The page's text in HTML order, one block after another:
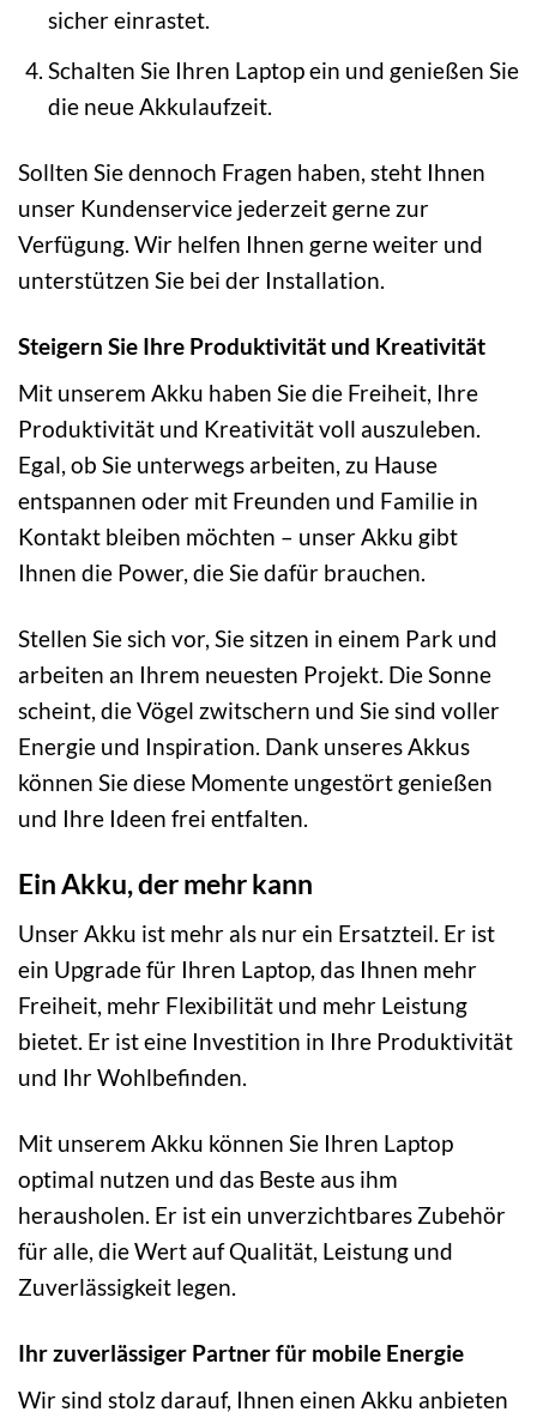
sicher einrastet.
Schalten Sie Ihren Laptop ein und genießen Sie
die neue Akkulaufzeit.
Sollten Sie dennoch Fragen haben, steht Ihnen
unser Kundenservice jederzeit gerne zur
Verfügung. Wir helfen Ihnen gerne weiter und
unterstützen Sie bei der Installation.
Steigern Sie Ihre Produktivität und Kreativität
Mit unserem Akku haben Sie die Freiheit, Ihre
Produktivität und Kreativität voll auszuleben.
Egal, ob Sie unterwegs arbeiten, zu Hause
entspannen oder mit Freunden und Familie in
Kontakt bleiben möchten – unser Akku gibt
Ihnen die Power, die Sie dafür brauchen.
Stellen Sie sich vor, Sie sitzen in einem Park und
arbeiten an Ihrem neuesten Projekt. Die Sonne
scheint, die Vögel zwitschern und Sie sind voller
Energie und Inspiration. Dank unseres Akkus
können Sie diese Momente ungestört genießen
und Ihre Ideen frei entfalten.
Ein Akku, der mehr kann
Unser Akku ist mehr als nur ein Ersatzteil. Er ist
ein Upgrade für Ihren Laptop, das Ihnen mehr
Freiheit, mehr Flexibilität und mehr Leistung
bietet. Er ist eine Investition in Ihre Produktivität
und Ihr Wohlbefinden.
Mit unserem Akku können Sie Ihren Laptop
optimal nutzen und das Beste aus ihm
herausholen. Er ist ein unverzichtbares Zubehör
für alle, die Wert auf Qualität, Leistung und
Zuverlässigkeit legen.
Ihr zuverlässiger Partner für mobile Energie
Wir sind stolz darauf, Ihnen einen Akku anbieten